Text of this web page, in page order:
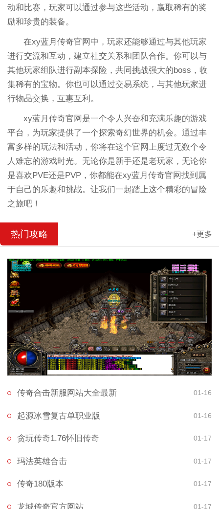
动和比赛，玩家可以通过参与这些活动，赢取稀有的奖
励和珍贵的装备。
在xy蓝月传奇官网中，玩家还能够通过与其他玩家
进行交流和互动，建立社交关系和团队合作。你可以与
其他玩家组队进行副本探险，共同挑战强大的boss，收
集稀有的宝物。你也可以通过交易系统，与其他玩家进
行物品交换，互惠互利。
xy蓝月传奇官网是一个令人兴奋和充满乐趣的游戏
平台，为玩家提供了一个探索奇幻世界的机会。通过丰
富多样的玩法和活动，你将在这个官网上度过无数个令
人难忘的游戏时光。无论你是新手还是老玩家，无论你
是喜欢PVE还是PVP，你都能在xy蓝月传奇官网找到属
于自己的乐趣和挑战。让我们一起踏上这个精彩的冒险
之旅吧！
热门攻略 +更多
传奇合击新服网站大全最新 01-16
起源冰雪复古单职业版 01-16
贪玩传奇1.76怀旧传奇 01-17
玛法英雄合击 01-17
传奇180版本 01-17
龙城传奇官方网站 01-17